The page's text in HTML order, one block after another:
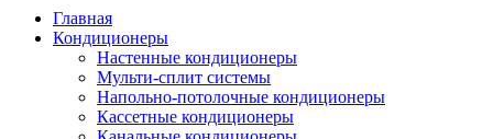
Главная
Кондиционеры
Настенные кондиционеры
Мульти-сплит системы
Напольно-потолочные кондиционеры
Кассетные кондиционеры